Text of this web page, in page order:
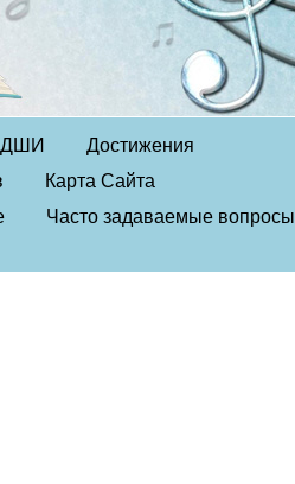
ДШИ
Достижения
Карта Сайта
Часто задаваемые вопросы